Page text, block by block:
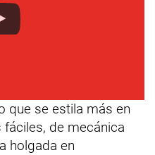
que se estila más en
de mecánica
holgada en